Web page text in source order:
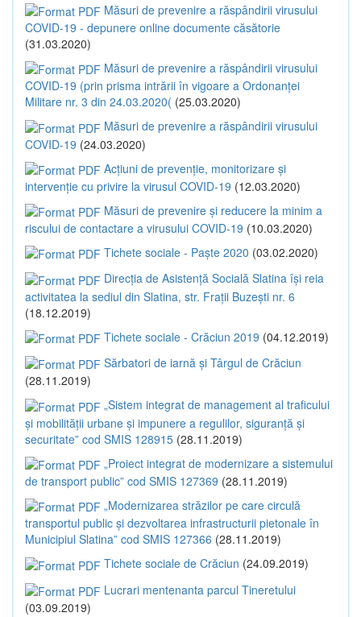
Măsuri de prevenire a răspândirii virusului
COVID-19 - depunere online documente căsătorie
(31.03.2020)
Măsuri de prevenire a răspândirii virusului
COVID-19 (prin prisma intrării în vigoare a Ordonanței
Militare nr. 3 din 24.03.2020( (25.03.2020)
Măsuri de prevenire a răspândirii virusului
COVID-19 (24.03.2020)
Acțiuni de prevenție, monitorizare și
intervenție cu privire la virusul COVID-19 (12.03.2020)
Măsuri de prevenire și reducere la minim a
riscului de contactare a virusului COVID-19 (10.03.2020)
Tichete sociale - Paște 2020 (03.02.2020)
Direcția de Asistență Socială Slatina își reia
activitatea la sediul din Slatina, str. Frații Buzești nr. 6
(18.12.2019)
Tichete sociale - Crăciun 2019 (04.12.2019)
Sărbatori de iarnă și Târgul de Crăciun
(28.11.2019)
„Sistem integrat de management al traficului
și mobilității urbane și impunere a regulilor, siguranță și
securitate” cod SMIS 128915 (28.11.2019)
„Proiect integrat de modernizare a sistemului
de transport public” cod SMIS 127369 (28.11.2019)
„Modernizarea străzilor pe care circulă
transportul public și dezvoltarea infrastructurii pietonale în
Municipiul Slatina” cod SMIS 127366 (28.11.2019)
Tichete sociale de Crăciun (24.09.2019)
Lucrari mentenanta parcul Tineretului
(03.09.2019)